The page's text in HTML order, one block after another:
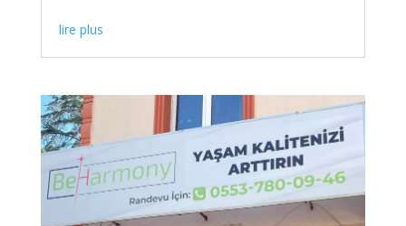
lire plus